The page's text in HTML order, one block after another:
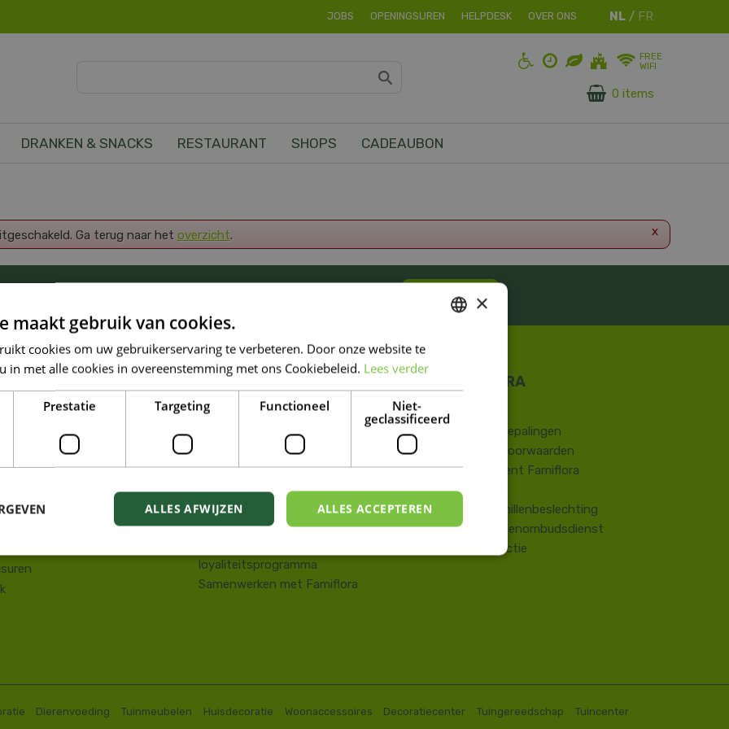
JOBS OPENINGSUREN HELPDESK OVER ONS
FREE
WIFI
0 items
DRANKEN & SNACKS RESTAURANT SHOPS CADEAUBON
x
Ga terug naar het overzicht.
Inschrijven
143
41 10 08
nummer: 0208:0845509606
Tuin
Famiresto
Foodhall
Mobiele applicatie Famiflora
Privacy policy
loyaliteitsprogramma
Samenwerken met Famiflora
Contact
​Wettelijke bepalingen
Algemene voorwaarden
Huisreglement Famiflora
Vragen
Onlinegeschillenbeslechting
Consumentenombudsdienst
Terugroepactie
Dierenvoeding Tuinmeubelen Huisdecoratie Woonaccessoires Decoratiecenter Tuingereedschap Tuincenter
×
maakt gebruik van cookies.
cookies om uw gebruikerservaring te verbeteren. Door onze website te
in met alle cookies in overeenstemming met ons Cookiebeleid. Lees verder
Prestatie Targeting Functioneel
Niet-
geclassificeerd
ALLES ACCEPTEREN
ALLES AFWIJZEN